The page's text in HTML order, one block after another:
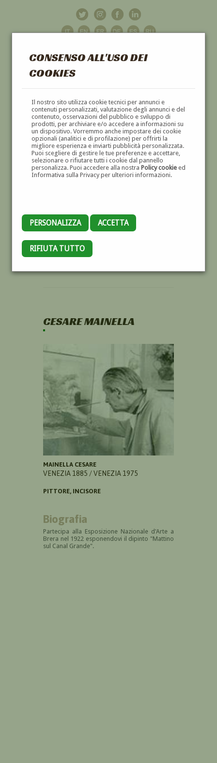
CONSENSO ALL'USO DEI
COOKIES
Il nostro sito utilizza cookie tecnici per annunci e
contenuti personalizzati, valutazione degli annunci e del
contenuto, osservazioni del pubblico e sviluppo di
prodotti, per archiviare e/o accedere a informazioni su
un dispositivo. Vorremmo anche impostare dei cookie
opzionali (analitici e di profilazione) per offrirti la
migliore esperienza e inviarti pubblicità personalizzata.
Puoi scegliere di gestire le tue preferenze e accettare,
selezionare o rifiutare tutti i cookie dal pannello
personalizza. Puoi accedere alla nostra Policy cookieed
Informativa sulla Privacy per ulteriori informazioni.
PERSONALIZZA ACCETTA
RIFIUTA TUTTO
GALLERIAD'ARTE
DIPINTI E SCULTURE '800 E '900
CESARE MAINELLA
MAINELLA CESARE
VENEZIA 1885 / VENEZIA 1975
PITTORE, INCISORE
Biografia
Partecipa alla Esposizione Nazionale d'Arte a
Brera nel 1922 esponendovi il dipinto "Mattino
sul Canal Grande".